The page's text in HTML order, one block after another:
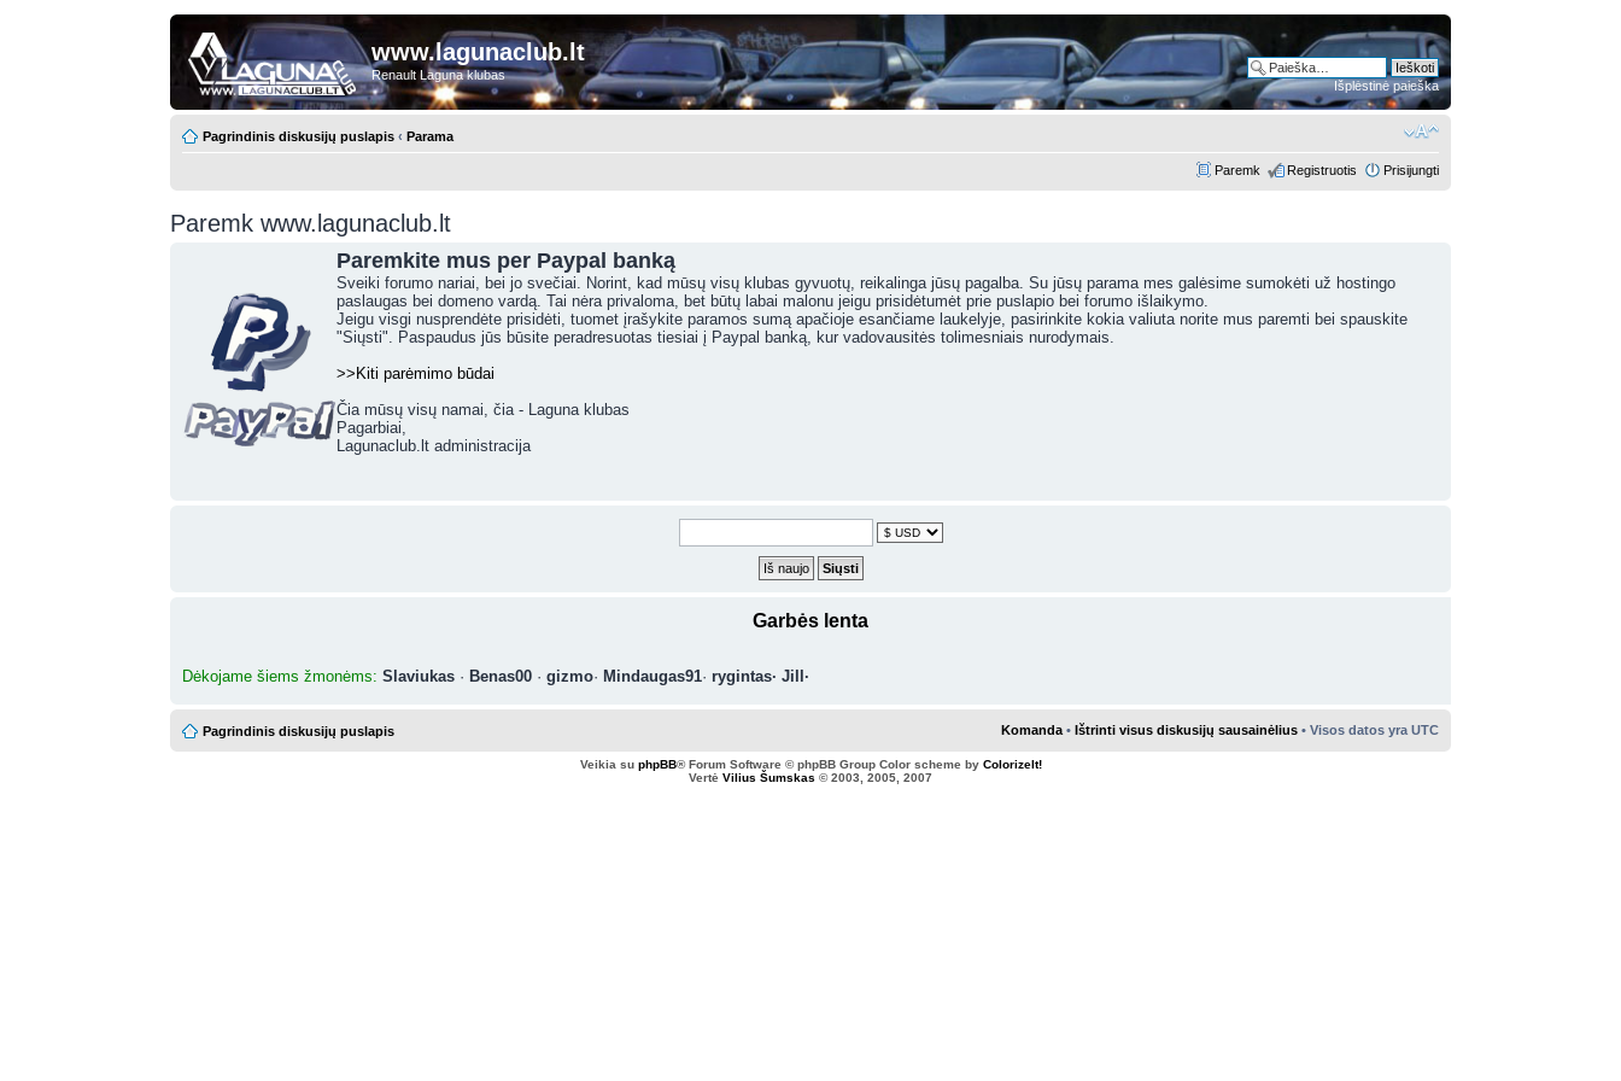
www.lagunaclub.lt
Renault Laguna klubas
Išplėstinė paieška
Pagrindinis diskusijų puslapis ‹ Parama
Paremk Registruotis Prisijungti
Paremk www.lagunaclub.lt
Paremkite mus per Paypal banką
Sveiki forumo nariai, bei jo svečiai. Norint, kad mūsų visų klubas gyvuotų, reikalinga jūsų pagalba. Su jūsų parama mes galėsime sumokėti už hostingo
paslaugas bei domeno vardą. Tai nėra privaloma, bet būtų labai malonu jeigu prisidėtumėt prie puslapio bei forumo išlaikymo.
Jeigu visgi nusprendėte prisidėti, tuomet įrašykite paramos sumą apačioje esančiame laukelyje, pasirinkite kokia valiuta norite mus paremti bei spauskite
"Siųsti". Paspaudus jūs būsite peradresuotas tiesiai į Paypal banką, kur vadovausitės tolimesniais nurodymais.
>>Kiti parėmimo būdai
Čia mūsų visų namai, čia - Laguna klubas
Pagarbiai,
Lagunaclub.lt administracija
Garbės lenta
Dėkojame šiems žmonėms: Slaviukas ·Benas00 ·gizmo·Mindaugas91·rygintas·Jill·
Pagrindinis diskusijų puslapis Komanda• Ištrinti visus diskusijų sausainėlius• Visos datos yra UTC
Veikia su phpBB® Forum Software © phpBB Group Color scheme by ColorizeIt!
Vertė Vilius Šumskas © 2003, 2005, 2007